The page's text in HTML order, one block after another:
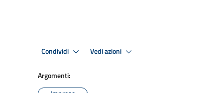
Condividi Vedi azioni
Argomenti: